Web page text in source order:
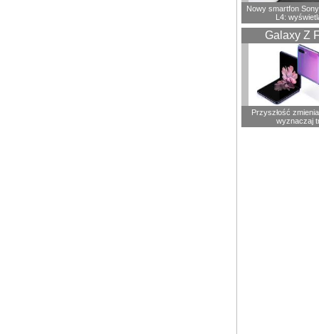
Nowy smartfon
L4:
Galaxy Z
Przyszłość
wyznaczaj